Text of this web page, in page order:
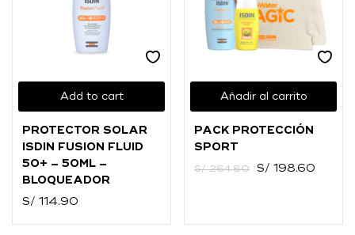
Add to cart
PROTECTOR SOLAR
ISDIN FUSION FLUID
50+ – 50ML –
BLOQUEADOR
S/ 114.90
Añadir al carrito
PACK PROTECCIÓN
SPORT
S/264.80 S/ 198.60